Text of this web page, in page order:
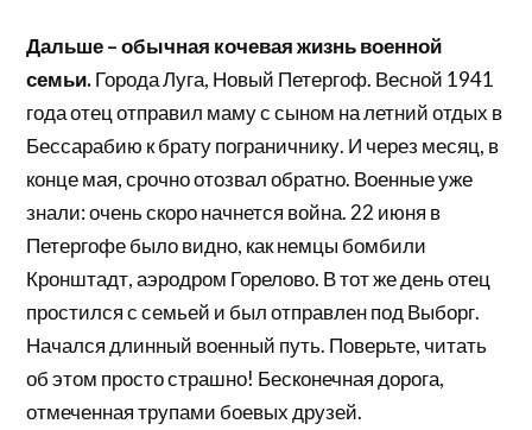
Дальше – обычная кочевая жизнь военной
семьи.Города Луга, Новый Петергоф. Весной 1941
года отец отправил маму с сыном на летний отдых в
Бессарабию к брату пограничнику. И через месяц, в
конце мая, срочно отозвал обратно. Военные уже
знали: очень скоро начнется война. 22 июня в
Петергофе было видно, как немцы бомбили
Кронштадт, аэродром Горелово. В тот же день отец
простился с семьей и был отправлен под Выборг.
Начался длинный военный путь. Поверьте, читать
об этом просто страшно! Бесконечная дорога,
отмеченная трупами боевых друзей.